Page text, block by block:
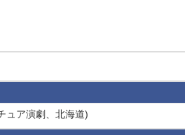
ュア演劇、北海道)